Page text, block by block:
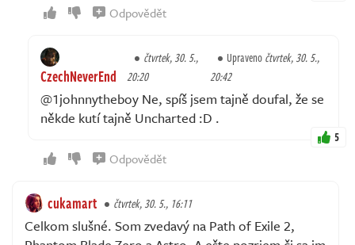
Odpovědět
CzechNeverEnd
čtvrtek, 30. 5.,
20:20
Upravenočtvrtek, 30. 5.,
20:42
@1johnnytheboy Ne, spíš jsem tajně doufal, že se
někde kutí tajně Uncharted :D .
5
Odpovědět
cukamart čtvrtek, 30. 5., 16:11
Celkom slušné. Som zvedavý na Path of Exile 2,